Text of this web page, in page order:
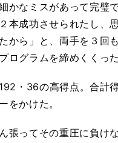
かなミスがあって完璧
本成功させられたし、
から」と、両手を３回
ログラムを締めくくった
・36の高得点。合計
をかけた。
張ってその重圧に負け